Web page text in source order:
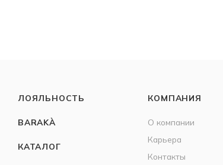
ЛОЯЛЬНОСТЬ
BARAKÀ
КАТАЛОГ
КОМПАНИЯ
О компании
Карьера
Контакты